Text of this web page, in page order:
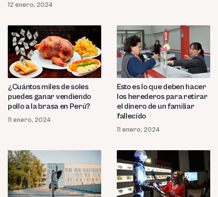
12 enero, 2024
¿Cuántos miles de soles
puedes ganar vendiendo
pollo a la brasa en Perú?
11 enero, 2024
Esto es lo que deben hacer
los herederos para retirar
el dinero de un familiar
fallecido
11 enero, 2024